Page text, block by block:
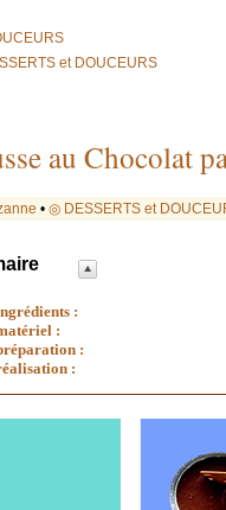
et DOUCEURS
au Chocolat
• ◎ DESSERTS et
:
:
:
: